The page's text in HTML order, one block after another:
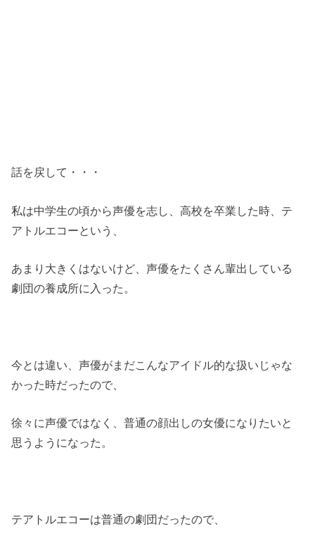
話を戻して・・・
私は中学生の頃から声優を志し、高校を卒業した時、テ
アトルエコーという、
あまり大きくはないけど、声優をたくさん輩出している
劇団の養成所に入った。
今とは違い、声優がまだこんなアイドル的な扱いじゃな
かった時だったので、
徐々に声優ではなく、普通の顔出しの女優になりたいと
思うようになった。
テアトルエコーは普通の劇団だったので、